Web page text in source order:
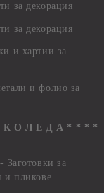
за декорация
за декорация
и хартии за
и фолио за
К О Л Е Д А * * * *
Заготовки за
и пликове